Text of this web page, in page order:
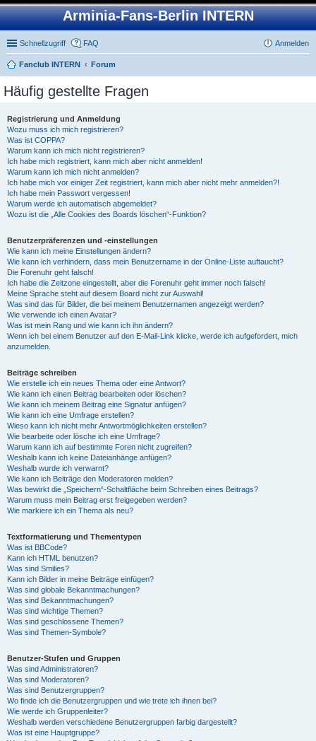
Arminia-Fans-Berlin INTERN
Schnellzugriff FAQ Anmelden
Fanclub INTERN Forum
Häufig gestellte Fragen
Registrierung und Anmeldung
Wozu muss ich mich registrieren?
Was ist COPPA?
Warum kann ich mich nicht registrieren?
Ich habe mich registriert, kann mich aber nicht anmelden!
Warum kann ich mich nicht anmelden?
Ich habe mich vor einiger Zeit registriert, kann mich aber nicht mehr anmelden?!
Ich habe mein Passwort vergessen!
Warum werde ich automatisch abgemeldet?
Wozu ist die „Alle Cookies des Boards löschen“-Funktion?
Benutzerpräferenzen und -einstellungen
Wie kann ich meine Einstellungen ändern?
Wie kann ich verhindern, dass mein Benutzername in der Online-Liste auftaucht?
Die Forenuhr geht falsch!
Ich habe die Zeitzone eingestellt, aber die Forenuhr geht immer noch falsch!
Meine Sprache steht auf diesem Board nicht zur Auswahl!
Was sind das für Bilder, die bei meinem Benutzernamen angezeigt werden?
Wie verwende ich einen Avatar?
Was ist mein Rang und wie kann ich ihn ändern?
Wenn ich bei einem Benutzer auf den E-Mail-Link klicke, werde ich aufgefordert, mich
anzumelden.
Beiträge schreiben
Wie erstelle ich ein neues Thema oder eine Antwort?
Wie kann ich einen Beitrag bearbeiten oder löschen?
Wie kann ich meinem Beitrag eine Signatur anfügen?
Wie kann ich eine Umfrage erstellen?
Wieso kann ich nicht mehr Antwortmöglichkeiten erstellen?
Wie bearbeite oder lösche ich eine Umfrage?
Warum kann ich auf bestimmte Foren nicht zugreifen?
Weshalb kann ich keine Dateianhänge anfügen?
Weshalb wurde ich verwarnt?
Wie kann ich Beiträge den Moderatoren melden?
Was bewirkt die „Speichern“-Schaltfläche beim Schreiben eines Beitrags?
Warum muss mein Beitrag erst freigegeben werden?
Wie markiere ich ein Thema als neu?
Textformatierung und Thementypen
Was ist BBCode?
Kann ich HTML benutzen?
Was sind Smilies?
Kann ich Bilder in meine Beiträge einfügen?
Was sind globale Bekanntmachungen?
Was sind Bekanntmachungen?
Was sind wichtige Themen?
Was sind geschlossene Themen?
Was sind Themen-Symbole?
Benutzer-Stufen und Gruppen
Was sind Administratoren?
Was sind Moderatoren?
Was sind Benutzergruppen?
Wo finde ich die Benutzergruppen und wie trete ich ihnen bei?
Wie werde ich Gruppenleiter?
Weshalb werden verschiedene Benutzergruppen farbig dargestellt?
Was ist eine Hauptgruppe?